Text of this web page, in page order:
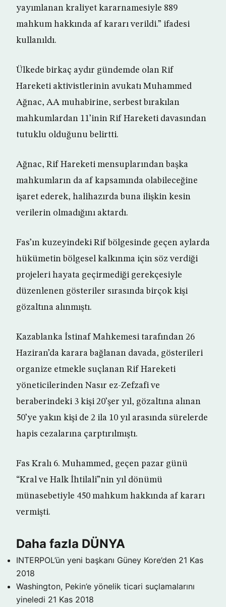
yayımlanan kraliyet kararnamesiyle 889
mahkum hakkında af kararı verildi.” ifadesi
kullanıldı.
Ülkede birkaç aydır gündemde olan Rif
Hareketi aktivistlerinin avukatı Muhammed
Ağnac, AA muhabirine, serbest bırakılan
mahkumlardan 11’inin Rif Hareketi davasından
tutuklu olduğunu belirtti.
Ağnac, Rif Hareketi mensuplarından başka
mahkumların da af kapsamında olabileceğine
işaret ederek, halihazırda buna ilişkin kesin
verilerin olmadığını aktardı.
Fas’ın kuzeyindeki Rif bölgesinde geçen aylarda
hükümetin bölgesel kalkınma için söz verdiği
projeleri hayata geçirmediği gerekçesiyle
düzenlenen gösteriler sırasında birçok kişi
gözaltına alınmıştı.
Kazablanka İstinaf Mahkemesi tarafından 26
Haziran’da karara bağlanan davada, gösterileri
organize etmekle suçlanan Rif Hareketi
yöneticilerinden Nasır ez-Zefzafi ve
beraberindeki 3 kişi 20’şer yıl, gözaltına alınan
50’ye yakın kişi de 2 ila 10 yıl arasında sürelerde
hapis cezalarına çarptırılmıştı.
Fas Kralı 6. Muhammed, geçen pazar günü
“Kral ve Halk İhtilali”nin yıl dönümü
münasebetiyle 450 mahkum hakkında af kararı
vermişti.
Daha fazla DÜNYA
INTERPOL’ün yeni başkanı Güney Kore’den 21 Kas
2018
Washington, Pekin’e yönelik ticari suçlamalarını
yineledi 21 Kas 2018